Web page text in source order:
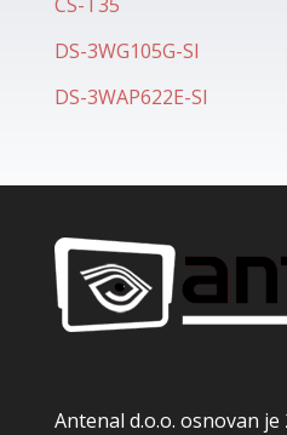
CS-T35
DS-3WG105G-SI
DS-3WAP622E-SI
Antenal d.o.o. osnovan je